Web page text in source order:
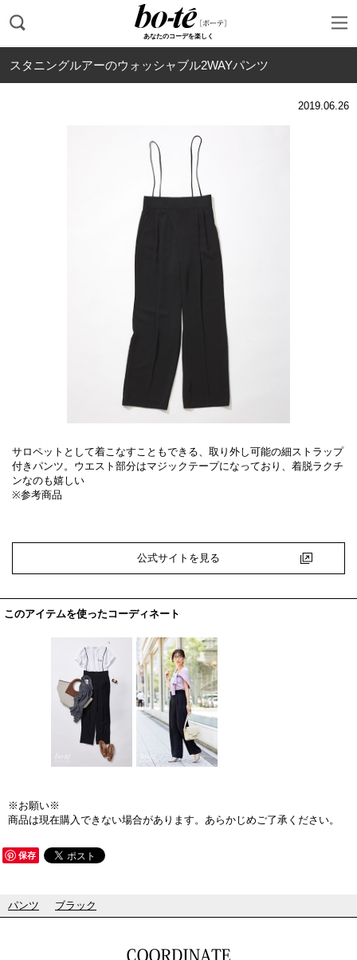
あなたのコーデを楽しく
スタニングルアーのウォッシャブル2WAYパンツ
2019.06.26
サロペットとして着こなすこともできる、取り外し可能の細ストラップ
付きパンツ。ウエスト部分はマジックテープになっており、着脱ラクチ
ンなのも嬉しい
※参考商品
公式サイトを見る
このアイテムを使ったコーディネート
※お願い※
商品は現在購入できない場合があります。あらかじめご了承ください。
保存
パンツ ブラック